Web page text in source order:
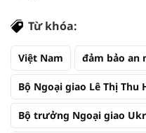
Từ khóa:
Việt Nam đảm bảo an
Bộ Ngoại giao Lê Thị Thu
Bộ trưởng Ngoại giao